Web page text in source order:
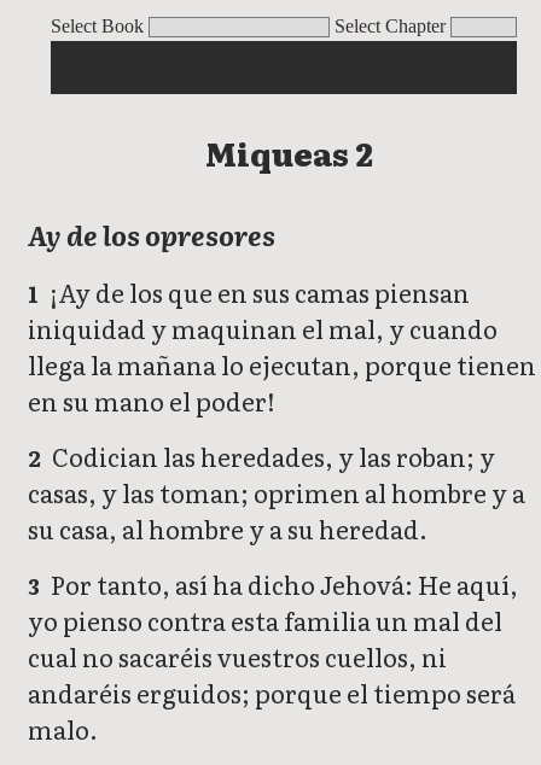
Select Book Select Chapter
Miqueas
Miqueas 2
Ay de los opresores
1 ¡Ay de los que en sus camas piensan
iniquidad y maquinan el mal, y cuando
llega la mañana lo ejecutan, porque tienen
en su mano el poder!
2 Codician las heredades, y las roban; y
casas, y las toman; oprimen al hombre y a
su casa, al hombre y a su heredad.
3 Por tanto, así ha dicho Jehová: He aquí,
yo pienso contra esta familia un mal del
cual no sacaréis vuestros cuellos, ni
andaréis erguidos; porque el tiempo será
malo.